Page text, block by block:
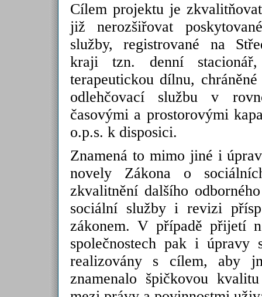
Cílem projektu je
již nerozšiřovat
služby, registrované na
kraji tzn. denní stacionář,
terapeutickou dílnu,
odlehčovací službu v
časovými a prostorovými
o.p.s. k disposici.
Znamená to mimo jiné i
novely Zákona o
zkvalitnění dalšího
sociální služby i revizi
zákonem. V případě přijetí
společnostech pak i úpravy
realizovány s cílem, aby
znamenalo špičkovou